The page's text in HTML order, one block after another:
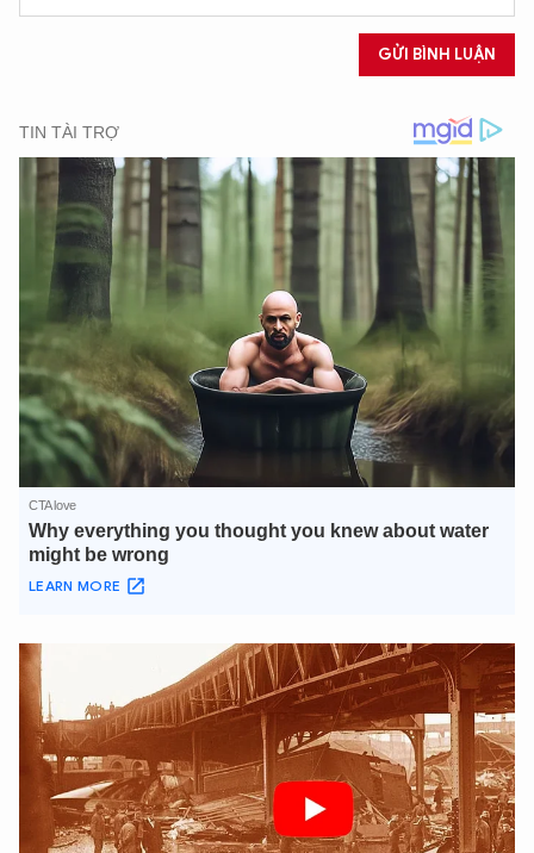
GỬI BÌNH LUẬN